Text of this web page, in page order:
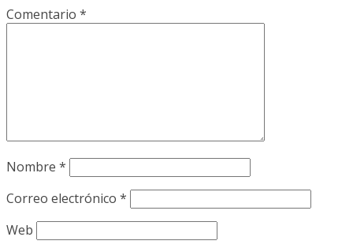
Comentario *
Nombre *
Correo electrónico *
Web